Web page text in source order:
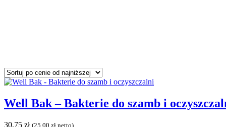
Well Bak – Bakterie do szamb i
30,75 zł (25,00 zł netto)